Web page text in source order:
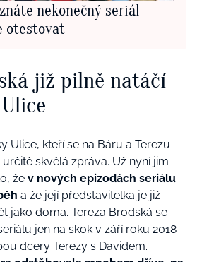
nekonečný seriál
otestovat
již pilně natáčí
Ulice, kteří se na Báru a Terezu
skvělá zpráva. Už nyní jim
že v nových epizodách seriálu
a že její představitelka je již
jako doma. Tereza Brodská se
jen na skok v září roku 2018
dcery Terezy s Davidem.